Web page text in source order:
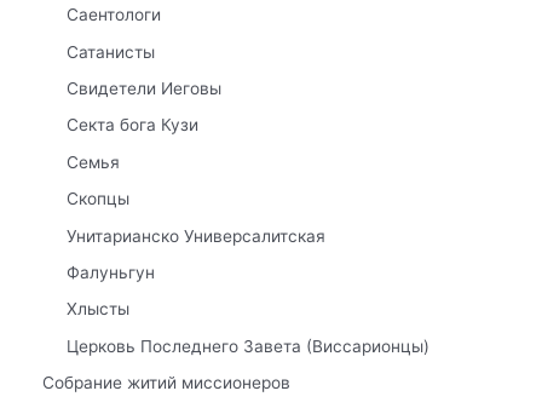
Саентологи
Сатанисты
Свидетели Иеговы
Секта бога Кузи
Семья
Скопцы
Унитарианско Универсалитская
Фалуньгун
Хлысты
Церковь Последнего Завета (Виссарионцы)
Собрание житий миссионеров